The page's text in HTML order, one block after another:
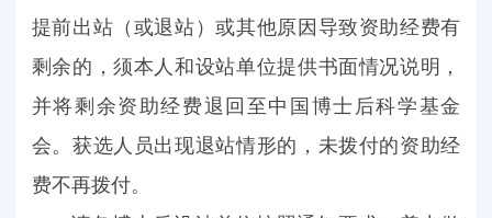
提前出站（或退站）或其他原因导致资助经费有
剩余的，须本人和设站单位提供书面情况说明，
并将剩余资助经费退回至中国博士后科学基金
会。获选人员出现退站情形的，未拨付的资助经
费不再拨付。